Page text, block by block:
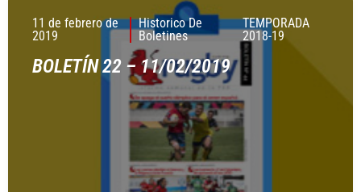
11 de febrero de
2019
Historico De
Boletines
TEMPORADA
2018-19
BOLETÍN 22 – 11/02/2019